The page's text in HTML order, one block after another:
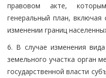
правовом акте,
генеральный план, включая
изменении границ
6. В случае изменения
земельного участка орган
государственной власти